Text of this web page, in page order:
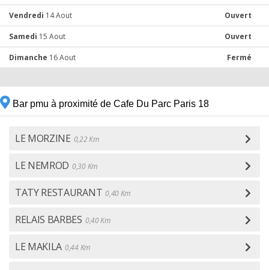
Vendredi 14 Aout Ouvert
Samedi 15 Aout Ouvert
Dimanche 16 Aout Fermé
Bar pmu à proximité de Cafe Du Parc Paris 18
LE MORZINE 0,22 Km
LE NEMROD 0,30 Km
TATY RESTAURANT 0,40 Km
RELAIS BARBES 0,40 Km
LE MAKILA 0,44 Km